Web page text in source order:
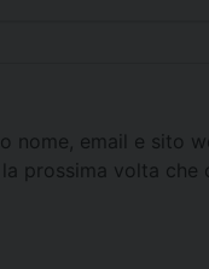
nome, email e sito
prossima volta che